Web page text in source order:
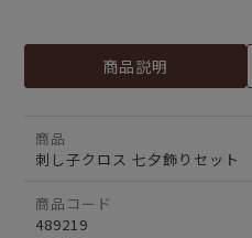
商品説明
商品
刺し子クロス 七夕飾りセット
商品コード
489219